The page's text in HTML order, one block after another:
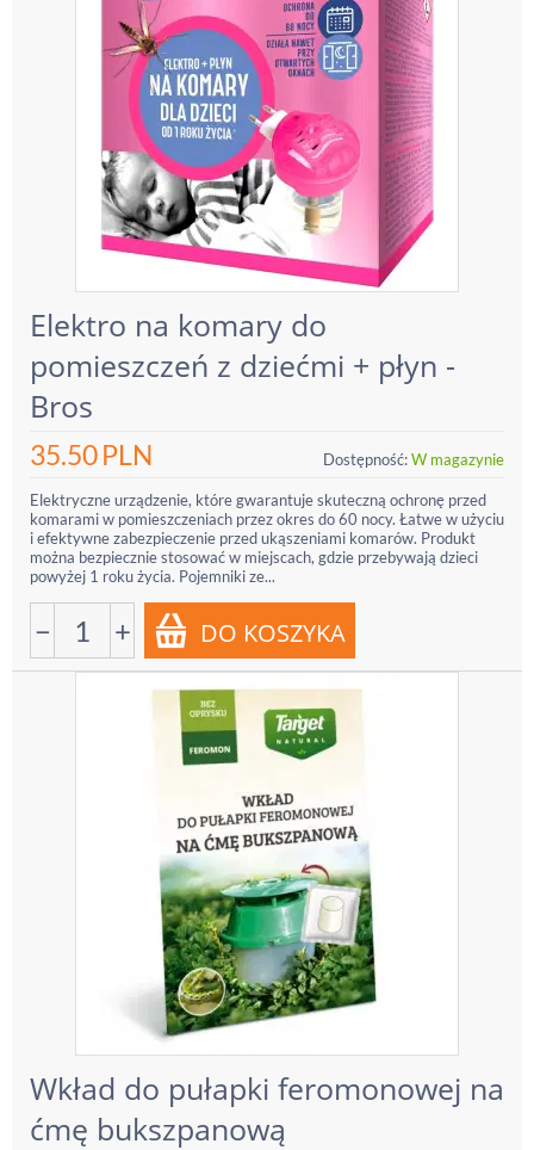
Elektro na komary do
pomieszczeń z dziećmi + płyn -
Bros
35.50PLN Dostępność:W magazynie
Elektryczne urządzenie, które gwarantuje skuteczną ochronę przed
komarami w pomieszczeniach przez okres do 60 nocy. Łatwe w użyciu
i efektywne zabezpieczenie przed ukąszeniami komarów. Produkt
można bezpiecznie stosować w miejscach, gdzie przebywają dzieci
powyżej 1 roku życia. Pojemniki ze...
− +
Wkład do pułapki feromonowej na
ćmę bukszpanową